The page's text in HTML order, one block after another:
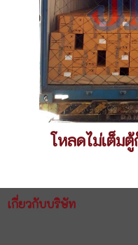
โหลดไม่เต็ม
เกี่ยวกับบริษัท